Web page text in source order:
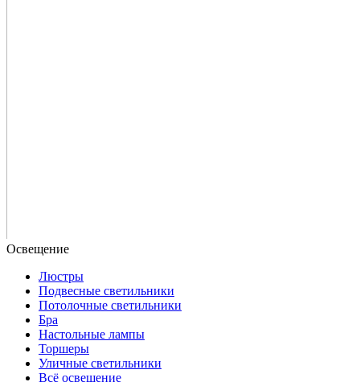
Люстры
Подвесные светильники
Потолочные светильники
Бра
Настольные лампы
Торшеры
Уличные светильники